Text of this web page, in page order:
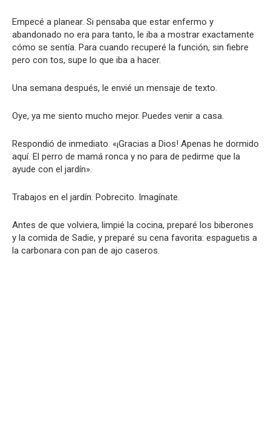
Empecé a planear. Si pensaba que estar enfermo y
abandonado no era para tanto, le iba a mostrar exactamente
cómo se sentía. Para cuando recuperé la función, sin fiebre
pero con tos, supe lo que iba a hacer.
Una semana después, le envié un mensaje de texto.
Oye, ya me siento mucho mejor. Puedes venir a casa.
Respondió de inmediato. «¡Gracias a Dios! Apenas he dormido
aquí. El perro de mamá ronca y no para de pedirme que la
ayude con el jardín».
Trabajos en el jardín. Pobrecito. Imagínate.
Antes de que volviera, limpié la cocina, preparé los biberones
y la comida de Sadie, y preparé su cena favorita: espaguetis a
la carbonara con pan de ajo caseros.